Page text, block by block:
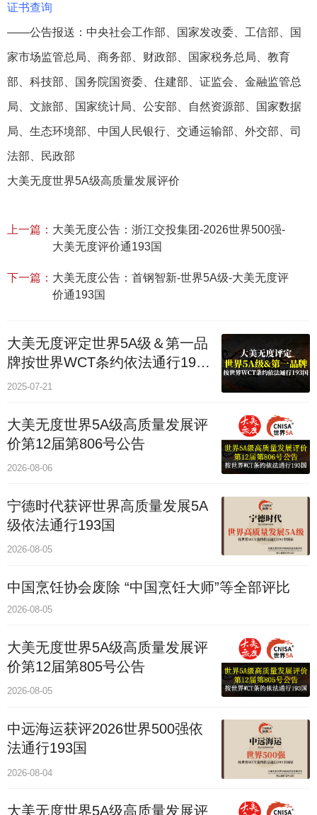
证书查询
——公告报送：中央社会工作部、国家发改委、工信部、国
家市场监管总局、商务部、财政部、国家税务总局、教育
部、科技部、国务院国资委、住建部、证监会、金融监管总
局、文旅部、国家统计局、公安部、自然资源部、国家数据
局、生态环境部、中国人民银行、交通运输部、外交部、司
法部、民政部
大美无度世界5A级高质量发展评价
上一篇： 大美无度公告：浙江交投集团-2026世界500强-
大美无度评价通193国
下一篇： 大美无度公告：首钢智新-世界5A级-大美无度评
价通193国
大美无度评定世界5A级＆第一品
牌按世界WCT条约依法通行193
个国家
2025-07-21
大美无度世界5A级高质量发展评
价第12届第806号公告
2026-08-06
宁德时代获评世界高质量发展5A
级依法通行193国
2026-08-05
中国烹饪协会废除 “中国烹饪大师”等全部评比
2026-08-05
大美无度世界5A级高质量发展评
价第12届第805号公告
2026-08-05
中远海运获评2026世界500强依
法通行193国
2026-08-04
大美无度世界5A级高质量发展评